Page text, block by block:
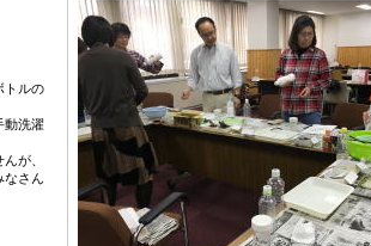
トルの
動洗濯
が、
なさん